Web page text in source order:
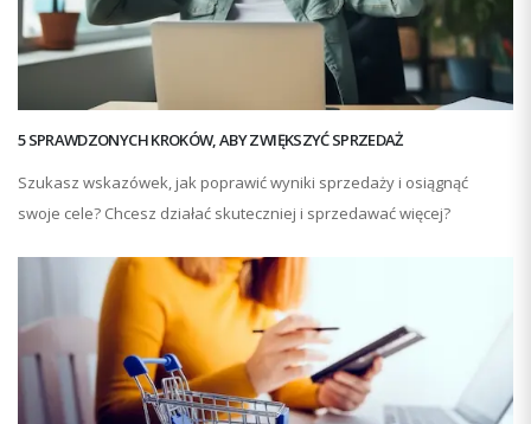
5 SPRAWDZONYCH KROKÓW, ABY ZWIĘKSZYĆ SPRZEDAŻ
Szukasz wskazówek, jak poprawić wyniki sprzedaży i osiągnąć
swoje cele? Chcesz działać skuteczniej i sprzedawać więcej?